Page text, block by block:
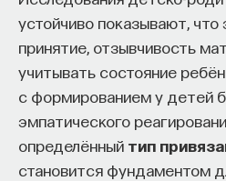
устойчиво показывают,
принятие, отзывчивость
учитывать состояние
с формированием у детей
эмпатического
определённый тип
становится фундаментом